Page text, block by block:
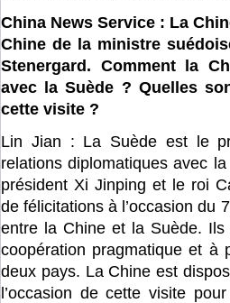
China News Service : La
Chine de la ministre
Stenergard. Comment la
avec la Suède ? Quelles
cette visite ?
Lin Jian : La Suède est le
relations diplomatiques avec
président Xi Jinping et le roi
de félicitations à l’occasion du
entre la Chine et la Suède.
coopération pragmatique et à
deux pays. La Chine est
l’occasion de cette visite